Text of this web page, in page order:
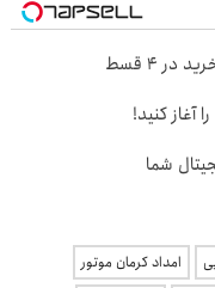
آغاز کنید!
شما
امداد کرمان موتور